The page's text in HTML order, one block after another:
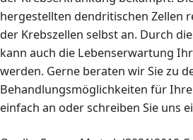
hergestellten dendritischen Zellen
der Krebszellen selbst an. Durch
kann auch die Lebenserwartung
werden. Gerne beraten wir Sie zu
Behandlungsmöglichkeiten für Ihre
einfach an oder schreiben Sie uns